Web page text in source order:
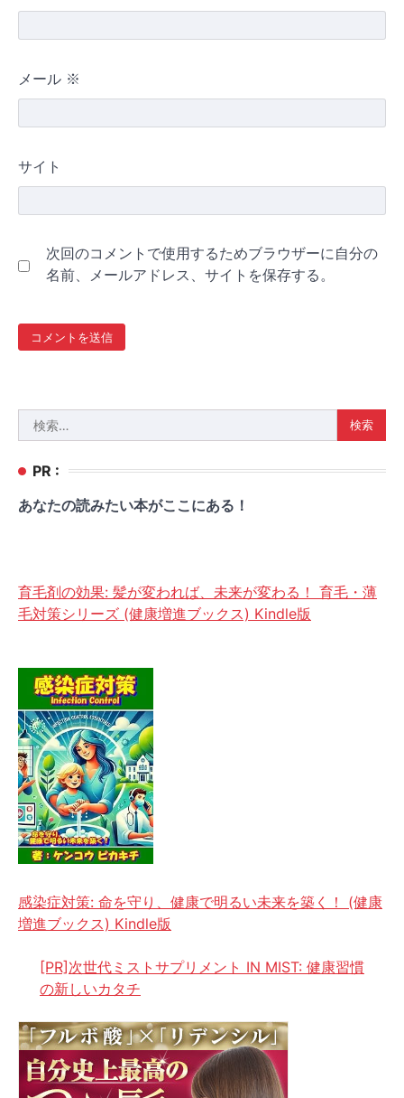
メール ※
サイト
次回のコメントで使用するためブラウザーに自分の
名前、メールアドレス、サイトを保存する。
索:
PR :
あなたの読みたい本がここにある！
育毛剤の効果: 髪が変われば、未来が変わる！ 育毛・薄
毛対策シリーズ (健康増進ブックス) Kindle版
感染症対策: 命を守り、健康で明るい未来を築く！ (健康
増進ブックス) Kindle版
[PR]次世代ミストサプリメント IN MIST: 健康習慣
の新しいカタチ